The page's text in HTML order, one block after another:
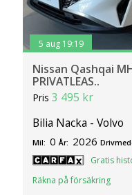
5 aug 19:19
Nissan Qashqai
PRIVATLEAS..
Pris3 495 kr
Bilia Nacka - Volvo
Mil: 0 År: 2026
Gratis
Räkna på försäkring